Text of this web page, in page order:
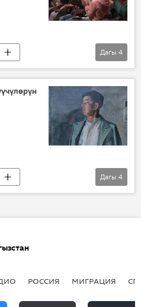
Жаңылыктар
Дагы 4
Жаңылыктар
Дагы 4
РОССИЯ МИГРАЦИЯ